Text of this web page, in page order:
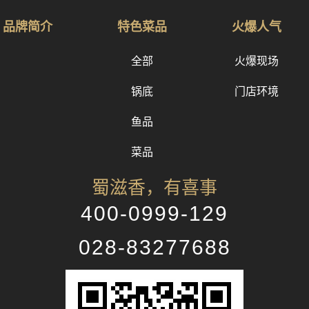
品牌简介 特色菜品
全部
锅底
鱼品
菜品
火爆人气
火爆现场
门店环境
蜀滋香，有喜事
400-0999-129
028-83277688